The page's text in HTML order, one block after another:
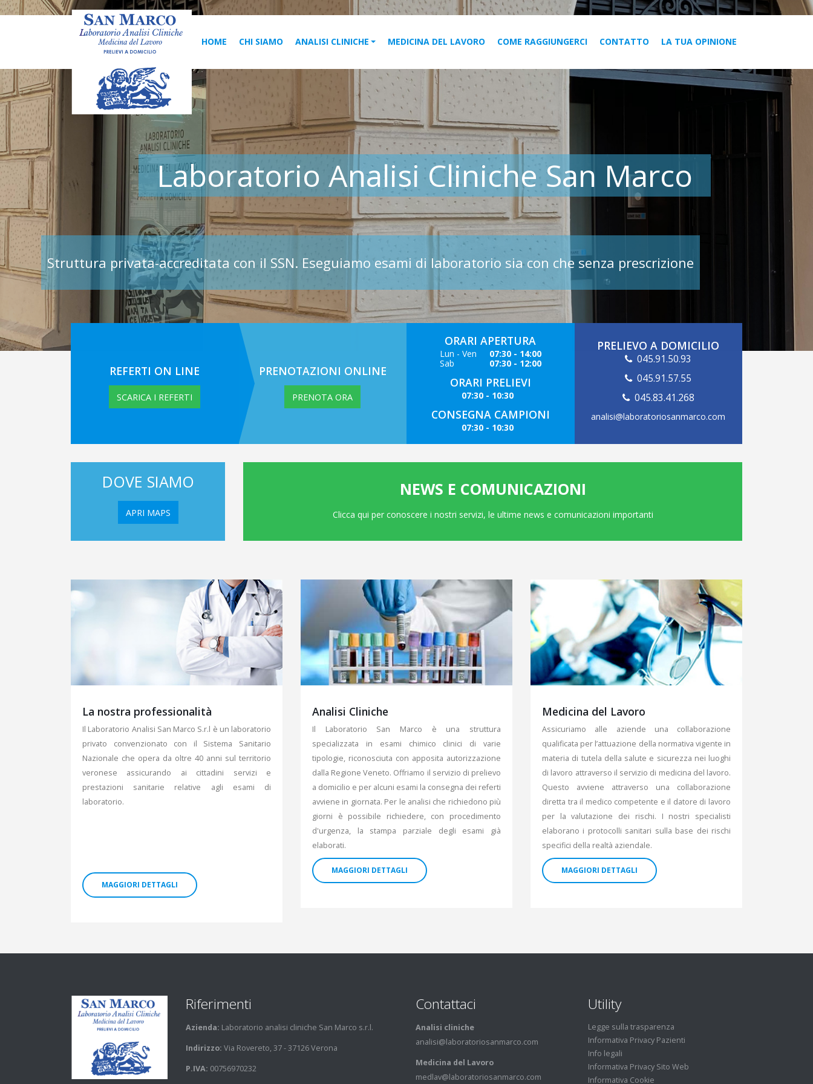
HOME CHI SIAMO ANALISI CLINICHE MEDICINA DEL LAVORO COME RAGGIUNGERCI CONTATTO LA TUA OPINIONE
Laboratorio Analisi Cliniche San Marco
Struttura privata-accreditata con il SSN. Eseguiamo esami di laboratorio sia con che senza prescrizione
REFERTI ON LINE
SCARICA I REFERTI
PRENOTAZIONI ONLINE
PRENOTA ORA
ORARI APERTURA
Lun - Ven
07:30 - 14:00
Sab
07:30 - 12:00
ORARI PRELIEVI
07:30 - 10:30
CONSEGNA CAMPIONI
07:30 - 10:30
PRELIEVO A DOMICILIO
045.91.50.93
045.91.57.55
045.83.41.268
analisi@laboratoriosanmarco.com
DOVE SIAMO
APRI MAPS
NEWS E COMUNICAZIONI
Clicca qui per conoscere i nostri servizi, le ultime news e comunicazioni importanti
La nostra professionalità
Il Laboratorio Analisi San Marco S.r.l è un laboratorio
privato convenzionato con il Sistema Sanitario
Nazionale che opera da oltre 40 anni sul territorio
veronese assicurando ai cittadini servizi e
prestazioni sanitarie relative agli esami di
laboratorio.
MAGGIORI DETTAGLI
Analisi Cliniche
Il Laboratorio San Marco è una struttura
specializzata in esami chimico clinici di varie
tipologie, riconosciuta con apposita autorizzazione
dalla Regione Veneto. Offriamo il servizio di prelievo
a domicilio e per alcuni esami la consegna dei referti
avviene in giornata. Per le analisi che richiedono più
giorni è possibile richiedere, con procedimento
d'urgenza, la stampa parziale degli esami già
elaborati.
MAGGIORI DETTAGLI
Medicina del Lavoro
Assicuriamo alle aziende una collaborazione
qualificata per l’attuazione della normativa vigente in
materia di tutela della salute e sicurezza nei luoghi
di lavoro attraverso il servizio di medicina del lavoro.
Questo avviene attraverso una collaborazione
diretta tra il medico competente e il datore di lavoro
per la valutazione dei rischi. I nostri specialisti
elaborano i protocolli sanitari sulla base dei rischi
specifici della realtà aziendale.
MAGGIORI DETTAGLI
Riferimenti
Azienda: Laboratorio analisi cliniche San Marco s.r.l.
Indirizzo: Via Rovereto, 37 - 37126 Verona
P.IVA: 00756970232
Contattaci
Analisi cliniche
analisi@laboratoriosanmarco.com
Medicina del Lavoro
medlav@laboratoriosanmarco.com
Utility
Legge sulla trasparenza
Informativa Privacy Pazienti
Info legali
Informativa Privacy Sito Web
Informativa Cookie